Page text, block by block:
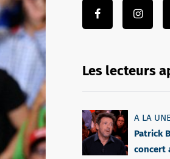
Les lecteurs
A LA
Patrick
concert